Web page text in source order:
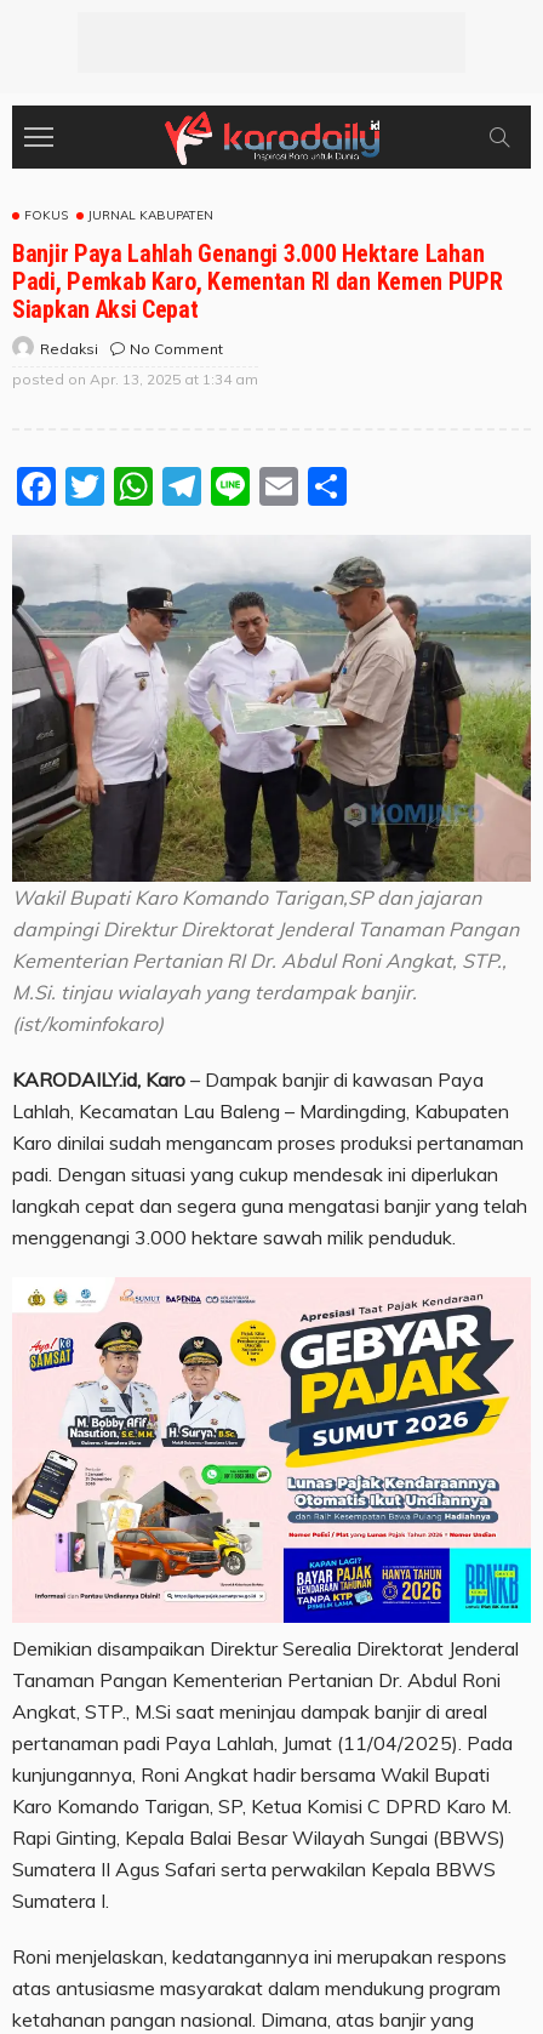
FOKUS JURNAL KABUPATEN
Banjir Paya Lahlah Genangi 3.000 Hektare Lahan
Padi, Pemkab Karo, Kementan RI dan Kemen PUPR
Siapkan Aksi Cepat
Redaksi
No Comment
posted on Apr. 13, 2025 at 1:34 am
Facebook
Twitter
WhatsApp
Telegram
LineEmail
Wakil Bupati Karo Komando Tarigan,SP dan jajaran
dampingi Direktur Direktorat Jenderal Tanaman Pangan
Kementerian Pertanian RI Dr. Abdul Roni Angkat, STP.,
M.Si. tinjau wialayah yang terdampak banjir.
(ist/kominfokaro)
KARODAILY.id, Karo – Dampak banjir di kawasan Paya
Lahlah, Kecamatan Lau Baleng – Mardingding, Kabupaten
Karo dinilai sudah mengancam proses produksi pertanaman
padi. Dengan situasi yang cukup mendesak ini diperlukan
langkah cepat dan segera guna mengatasi banjir yang telah
menggenangi 3.000 hektare sawah milik penduduk.
Demikian disampaikan Direktur Serealia Direktorat Jenderal
Tanaman Pangan Kementerian Pertanian Dr. Abdul Roni
Angkat, STP., M.Si saat meninjau dampak banjir di areal
pertanaman padi Paya Lahlah, Jumat (11/04/2025). Pada
kunjungannya, Roni Angkat hadir bersama Wakil Bupati
Karo Komando Tarigan, SP, Ketua Komisi C DPRD Karo M.
Rapi Ginting, Kepala Balai Besar Wilayah Sungai (BBWS)
Sumatera II Agus Safari serta perwakilan Kepala BBWS
Sumatera I.
Roni menjelaskan, kedatangannya ini merupakan respons
atas antusiasme masyarakat dalam mendukung program
ketahanan pangan nasional. Dimana, atas banjir yang